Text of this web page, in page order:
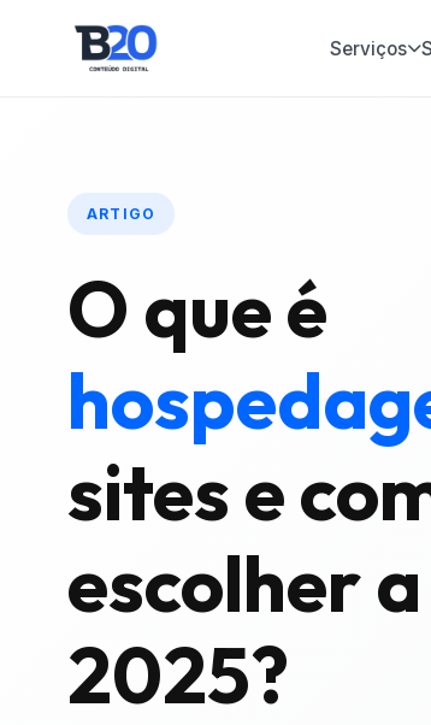
Serviços
ARTIGO
O que é
sites e
escolher
2025?